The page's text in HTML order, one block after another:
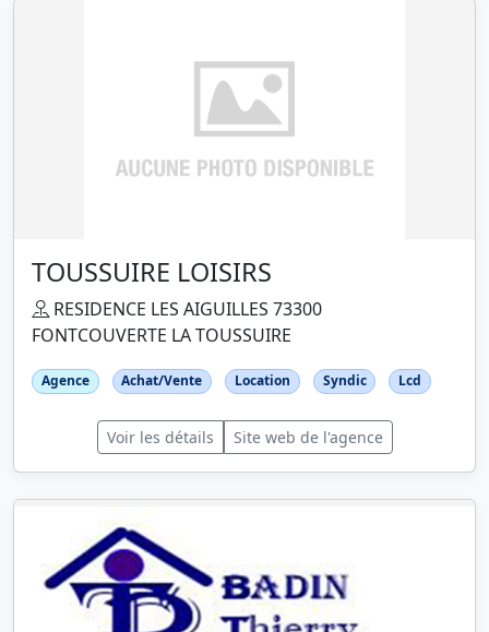
TOUSSUIRE LOISIRS
RESIDENCE LES AIGUILLES 73300
FONTCOUVERTE LA TOUSSUIRE
Agence Achat/Vente Location Syndic Lcd
Voir les détails Site web de l'agence